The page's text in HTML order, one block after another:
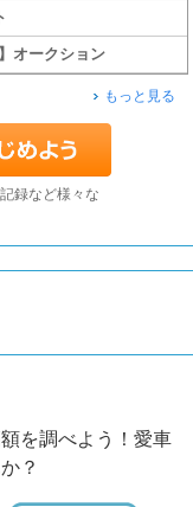
】オークション
もっと見る
録など様々な
を調べよう！愛車
？